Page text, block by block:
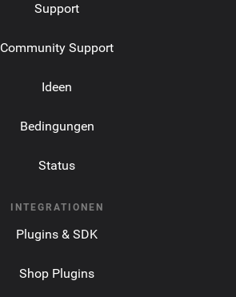
Support
Community Support
Ideen
Bedingungen
Status
INTEGRATIONEN
Plugins & SDK
Shop Plugins